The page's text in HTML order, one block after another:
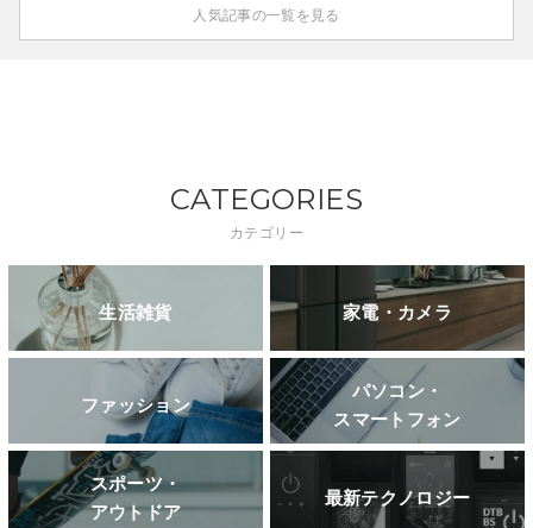
人気記事の一覧を見る
CATEGORIES
カテゴリー
生活雑貨 家電・カメラ
ファッション
パソコン・
スマートフォン
スポーツ・
アウトドア
最新テクノロジー